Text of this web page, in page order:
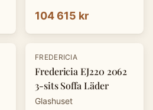
104 615 kr
FREDERICIA
Fredericia EJ220 2062
3-sits Soffa Läder
Glashuset